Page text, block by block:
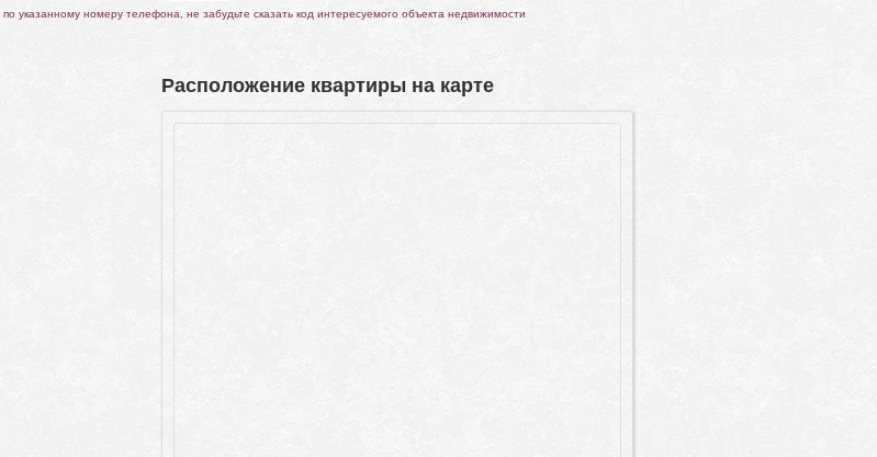
указанному номеру телефона, не забудьте сказать код интересуемого объекта недвижимости
Расположение квартиры на карте